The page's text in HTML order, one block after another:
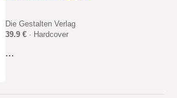
Die Gestalten Verlag
39.9 €· Hardcover
...